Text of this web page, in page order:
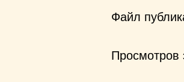
Файл
Просмотров